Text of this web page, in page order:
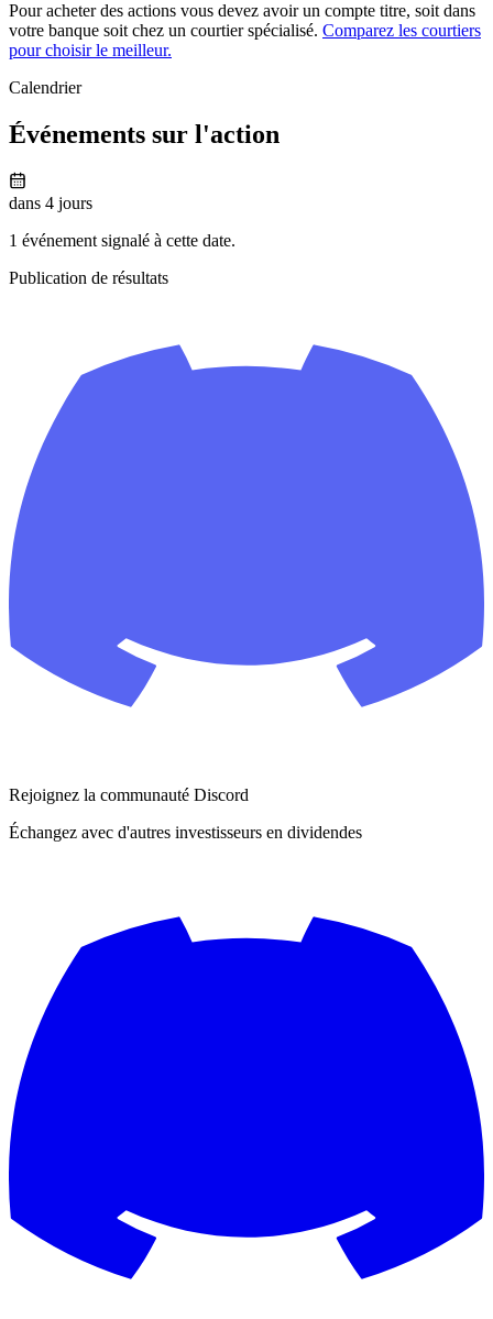
Pour acheter des actions vous devez avoir un compte titre, soit dans
votre banque soit chez un courtier spécialisé. Comparez les courtiers
pour choisir le meilleur.
Calendrier
Événements sur l'action
dans 4 jours
1 événement signalé à cette date.
Publication de résultats
Rejoignez la communauté Discord
Échangez avec d'autres investisseurs en dividendes